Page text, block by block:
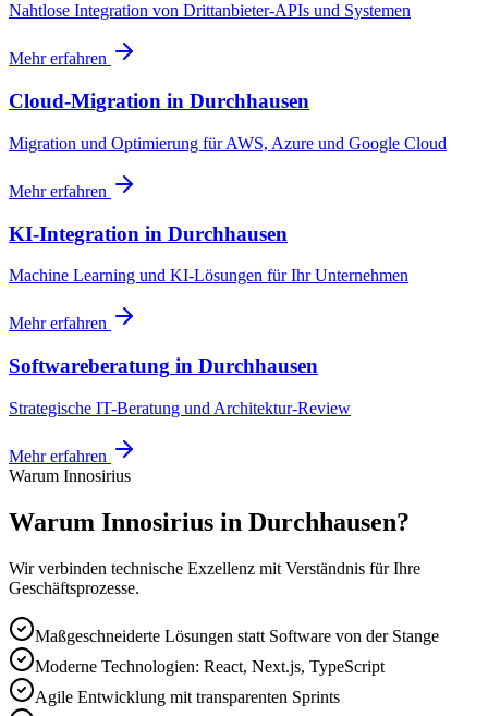
Nahtlose Integration von Drittanbieter-APIs und Systemen
Mehr erfahren
Cloud-Migration in Durchhausen
Migration und Optimierung für AWS, Azure und Google Cloud
Mehr erfahren
KI-Integration in Durchhausen
Machine Learning und KI-Lösungen für Ihr Unternehmen
Mehr erfahren
Softwareberatung in Durchhausen
Strategische IT-Beratung und Architektur-Review
Mehr erfahren
Warum Innosirius
Warum Innosirius in Durchhausen?
Wir verbinden technische Exzellenz mit Verständnis für Ihre
Geschäftsprozesse.
Maßgeschneiderte Lösungen statt Software von der Stange
Moderne Technologien: React, Next.js, TypeScript
Agile Entwicklung mit transparenten Sprints